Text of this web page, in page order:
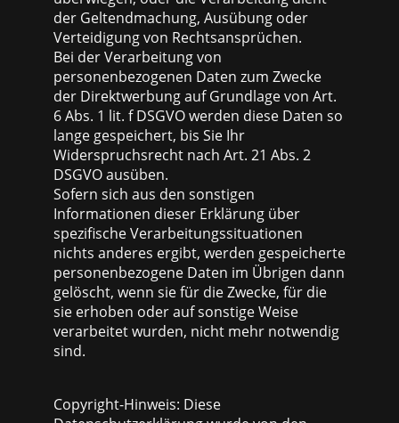
der Geltendmachung, Ausübung oder
Verteidigung von Rechtsansprüchen.
Bei der Verarbeitung von
personenbezogenen Daten zum Zwecke
der Direktwerbung auf Grundlage von Art.
6 Abs. 1 lit. f DSGVO werden diese Daten so
lange gespeichert, bis Sie Ihr
Widerspruchsrecht nach Art. 21 Abs. 2
DSGVO ausüben.
Sofern sich aus den sonstigen
Informationen dieser Erklärung über
spezifische Verarbeitungssituationen
nichts anderes ergibt, werden gespeicherte
personenbezogene Daten im Übrigen dann
gelöscht, wenn sie für die Zwecke, für die
sie erhoben oder auf sonstige Weise
verarbeitet wurden, nicht mehr notwendig
sind.
Copyright-Hinweis: Diese